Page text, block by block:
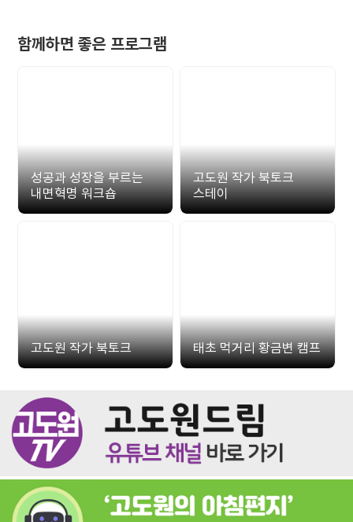
함께하면 좋은 프로그램
성공과 성장을 부르는
내면혁명 워크숍
고도원 작가 북토크
스테이
고도원 작가 북토크 태초 먹거리 황금변 캠프